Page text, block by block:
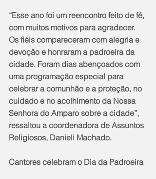
“Esse ano foi um reencontro feito de fé,
com muitos motivos para agradecer.
Os fiéis compareceram com alegria e
devoção e honraram a padroeira da
cidade. Foram dias abençoados com
uma programação especial para
celebrar a comunhão e a proteção, no
cuidado e no acolhimento da Nossa
Senhora do Amparo sobre a cidade”,
ressaltou a coordenadora de Assuntos
Religiosos, Danieli Machado.
Cantores celebram o Dia da Padroeira